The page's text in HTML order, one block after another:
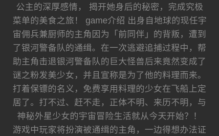
公主的深厚感情， 揭开她身后的秘密，完成究极
菜单的美食之旅！ game介绍 出身自地球的现任宇
宙佣兵兼厨师的主角因为「前同伴」的背叛，遭到
了银河警备队的通缉。在一次逃避追捕过程中，帮
助主角击退银河警备队的巨大怪兽后来竟然变成了
谜之粉发美少女，并且宣称是为了他的料理而来。
打着保镖的名义，免费享用料理的少女在飞船上定
居了。打不过、赶不走，正体不明、来历不明，与
神秘外星少女的宇宙冒险生活就从今天开始？！
游戏中玩家将扮演被通缉的主角，一边得想办法证